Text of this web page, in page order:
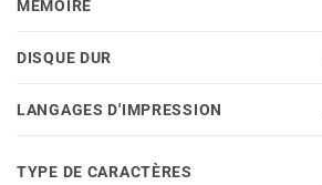
MÉMOIRE
DISQUE DUR
LANGAGES D'IMPRESSION
TYPE DE CARACTÈRES